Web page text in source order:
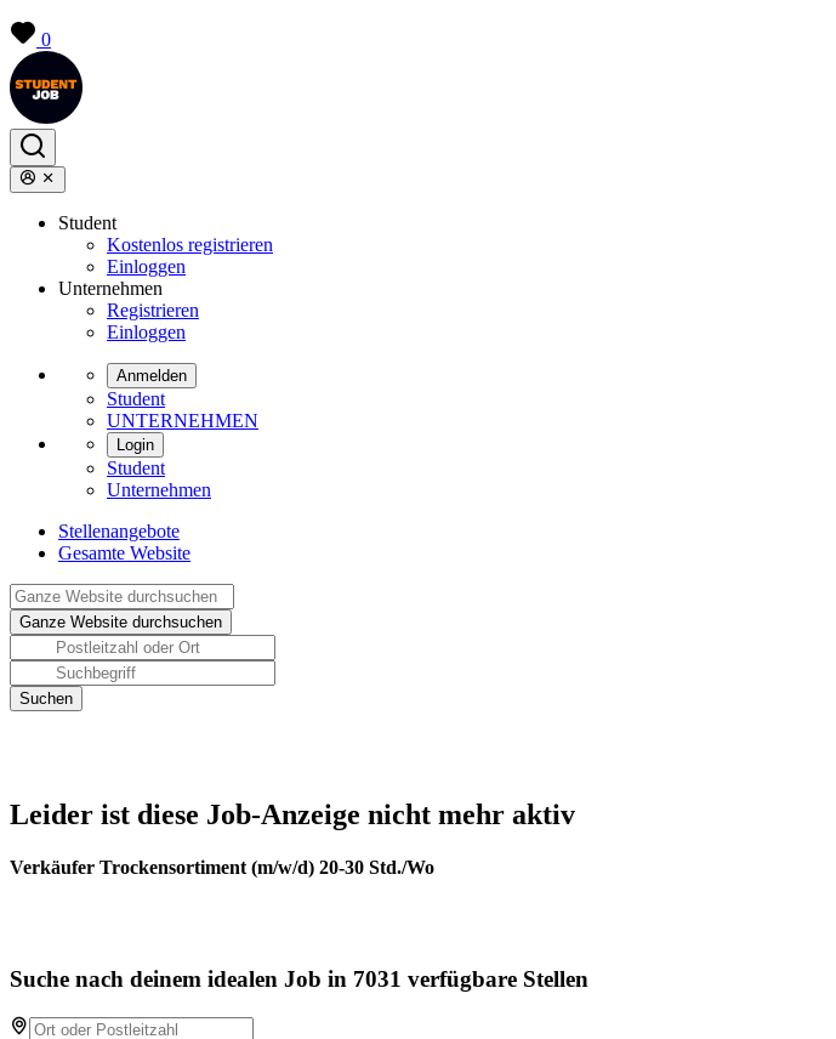
0
Student
Kostenlos registrieren
Einloggen
Unternehmen
Registrieren
Einloggen
Anmelden
Student
UNTERNEHMEN
Login
Student
Unternehmen
Stellenangebote
Gesamte Website
Leider ist diese Job-Anzeige nicht mehr aktiv
Verkäufer Trockensortiment (m/w/d) 20-30 Std./Wo
Suche nach deinem idealen Job in 7031 verfügbare Stellen